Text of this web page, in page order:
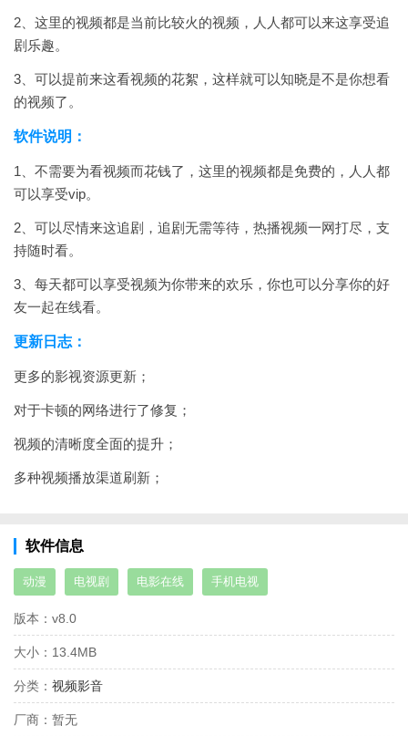
2、这里的视频都是当前比较火的视频，人人都可以来这享受追
剧乐趣。
3、可以提前来这看视频的花絮，这样就可以知晓是不是你想看
的视频了。
软件说明：
1、不需要为看视频而花钱了，这里的视频都是免费的，人人都
可以享受vip。
2、可以尽情来这追剧，追剧无需等待，热播视频一网打尽，支
持随时看。
3、每天都可以享受视频为你带来的欢乐，你也可以分享你的好
友一起在线看。
更新日志：
更多的影视资源更新；
对于卡顿的网络进行了修复；
视频的清晰度全面的提升；
多种视频播放渠道刷新；
软件信息
动漫 电视剧 电影在线 手机电视
版本： v8.0
大小： 13.4MB
分类： 视频影音
厂商： 暂无